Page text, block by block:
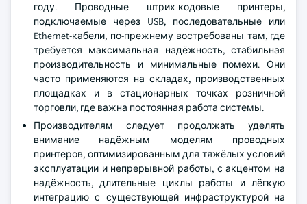
году. Проводные штрих-кодовые принтеры,
подключаемые через USB, последовательные или
Ethernet-кабели, по-прежнему востребованы там, где
требуется максимальная надёжность, стабильная
производительность и минимальные помехи. Они
часто применяются на складах, производственных
площадках и в стационарных точках розничной
торговли, где важна постоянная работа системы.
Производителям следует продолжать уделять
внимание надёжным моделям проводных
принтеров, оптимизированным для тяжёлых условий
эксплуатации и непрерывной работы, с акцентом на
надёжность, длительные циклы работы и лёгкую
интеграцию с существующей инфраструктурой на